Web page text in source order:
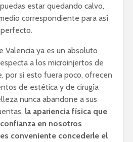
estar quedando calvo,
correspondiente para así
Valencia ya es un absoluto
a los microinjertos de
por si esto fuera poco, ofrecen
de estética y de cirugía
nunca abandone a sus
la apariencia física que
en nosotros
conveniente concederle el